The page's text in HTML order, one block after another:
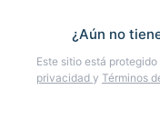
¿Aún no
Este sitio está
privacidad y Términos